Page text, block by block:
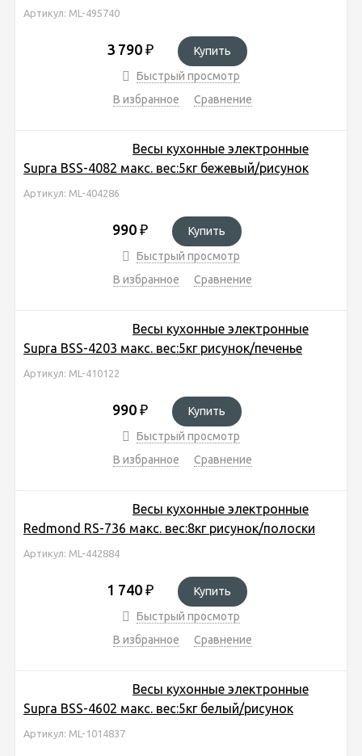
Артикул: ML-495740
3 790 ₽
Купить
Быстрый просмотр
В избранное
Сравнение
Весы кухонные электронные
Supra BSS-4082 макс. вес:5кг бежевый/рисунок
Артикул: ML-404286
990 ₽
Купить
Быстрый просмотр
В избранное
Сравнение
Весы кухонные электронные
Supra BSS-4203 макс. вес:5кг рисунок/печенье
Артикул: ML-410122
990 ₽
Купить
Быстрый просмотр
В избранное
Сравнение
Весы кухонные электронные
Redmond RS-736 макс. вес:8кг рисунок/полоски
Артикул: ML-442884
1 740 ₽
Купить
Быстрый просмотр
В избранное
Сравнение
Весы кухонные электронные
Supra BSS-4602 макс. вес:5кг белый/рисунок
Артикул: ML-1014837